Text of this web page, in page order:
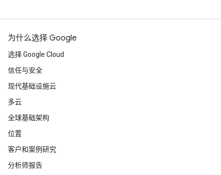
为什么选择 Google
选择 Google Cloud
信任与安全
现代基础设施云
多云
全球基础架构
位置
客户和案例研究
分析师报告